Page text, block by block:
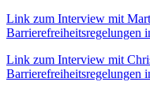
Link zum Interview mit
Barrierefreiheitsregelungen
Link zum Interview mit
Barrierefreiheitsregelungen